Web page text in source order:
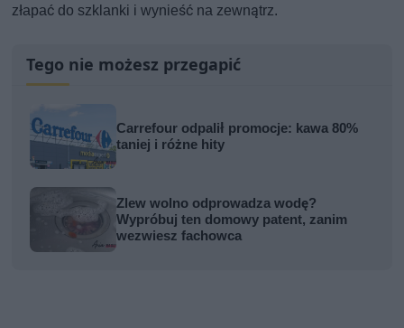
złapać do szklanki i wynieść na zewnątrz.
Tego nie możesz przegapić
Carrefour odpalił promocje: kawa 80%
taniej i różne hity
Zlew wolno odprowadza wodę?
Wypróbuj ten domowy patent, zanim
wezwiesz fachowca